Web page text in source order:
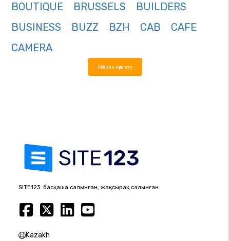
BOUTIQUE
BRUSSELS
BUILDERS
BUSINESS
BUZZ BZH CAB
CAFE
CAMERA
Көбірек көрсету
SITE123: басқаша салынған, жақсырақ салынған.
Kazakh